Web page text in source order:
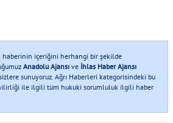
haberinin içeriğini herhangi bir şekilde
Anadolu Ajansı ve İhlas Haber Ajansı
sunuyoruz. Ağrı Haberleri kategorisindeki bu
ile ilgili tüm hukuki sorumluluk ilgili haber